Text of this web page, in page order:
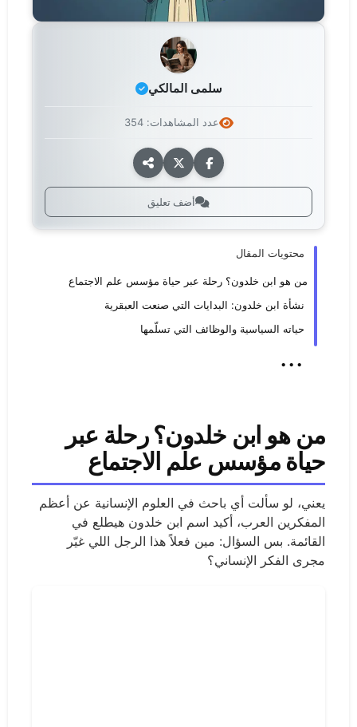
سلمى المالكي
عدد المشاهدات: 354
أضف تعليق
محتويات المقال
من هو ابن خلدون؟ رحلة عبر حياة مؤسس علم الاجتماع
​نشأة ابن خلدون: البدايات التي صنعت العبقرية
حياته السياسية والوظائف التي تسلّمها
...
من هو ابن خلدون؟ رحلة عبر
حياة مؤسس علم الاجتماع
يعني، لو سألت أي باحث في العلوم الإنسانية عن أعظم
المفكرين العرب، أكيد اسم ابن خلدون هيطلع في
القائمة. بس السؤال: مين فعلاً هذا الرجل اللي غيّر
مجرى الفكر الإنساني؟